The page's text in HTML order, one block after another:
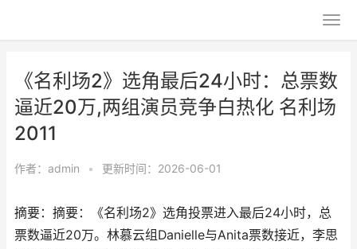
《名利场2》选角最后24小时：总票数
逼近20万,两组演员竞争白热化 名利场
2011
作者： admin • 更新时间：2026-06-01
摘要：摘要：《名利场2》选角投票进入最后24小时，总
票数逼近20万。林慕云组Danielle与Anita票数接近，李思